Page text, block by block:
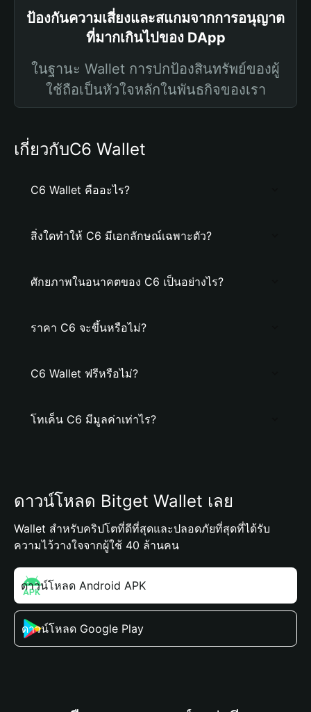
ป้องกันความเสี่ยงและสแกมจากการอนุญาต
ที่มากเกินไปของ DApp
ในฐานะ Wallet การปกป้องสินทรัพย์ของผู้
ใช้ถือเป็นหัวใจหลักในพันธกิจของเรา
เกี่ยวกับC6 Wallet
C6 Wallet คืออะไร?
สิ่งใดทำให้ C6 มีเอกลักษณ์เฉพาะตัว?
ศักยภาพในอนาคตของ C6 เป็นอย่างไร?
ราคา C6 จะขึ้นหรือไม่?
C6 Wallet ฟรีหรือไม่?
โทเค็น C6 มีมูลค่าเท่าไร?
ดาวน์โหลด Bitget Wallet เลย
Wallet สำหรับคริปโตที่ดีที่สุดและปลอดภัยที่สุดที่ได้รับ
ความไว้วางใจจากผู้ใช้ 40 ล้านคน
ดาวน์โหลด Android APK
ดาวน์โหลด Google Play